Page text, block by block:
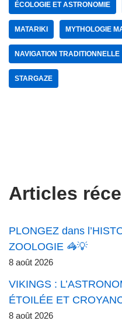
ÉCOLOGIE ET ASTRONOMIE
MATARIKI MYTHOLOGIE
NAVIGATION TRADITIONNELLE
STARGAZE
Articles
PLONGEZ dans
ZOOLOGIE 🦓💡
8 août 2026
VIKINGS :
ÉTOILÉE ET
8 août 2026